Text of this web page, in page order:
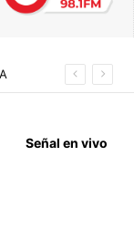
Señal en vivo